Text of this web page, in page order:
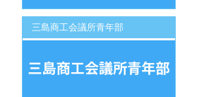
三島商工会議所青年部